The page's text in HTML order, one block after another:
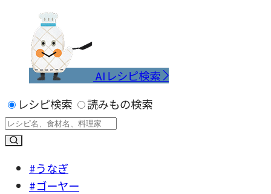
AIレシピ検索
レシピ検索
読みもの検索
#うなぎ
#ゴーヤー